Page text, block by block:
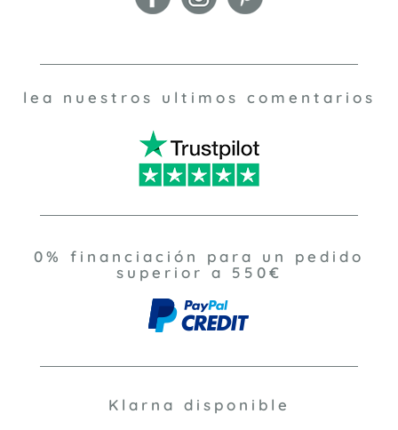
lea nuestros ultimos comentarios
0% financiación para un pedido
superior a 550€
Klarna disponible